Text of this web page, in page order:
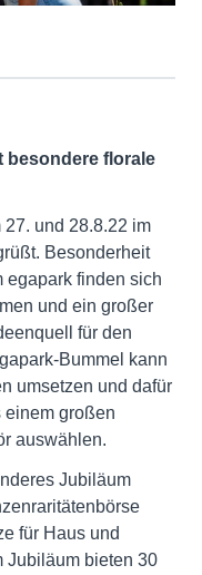
besondere florale
27. und 28.8.22 im
Besonderheit
egapark finden sich
und ein großer
für den
Bummel kann
umsetzen und dafür
einem großen
auswählen.
Jubiläum
für Haus und
Jubiläum bieten 30